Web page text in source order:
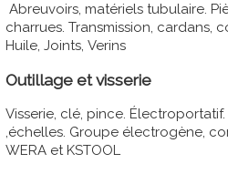
Abreuvoirs, matériels tubulaire.
charrues. Transmission, cardans,
Huile, Joints, Verins
Outillage et visserie
Visserie, clé, pince.
,échelles. Groupe électrogène,
WERA et KSTOOL